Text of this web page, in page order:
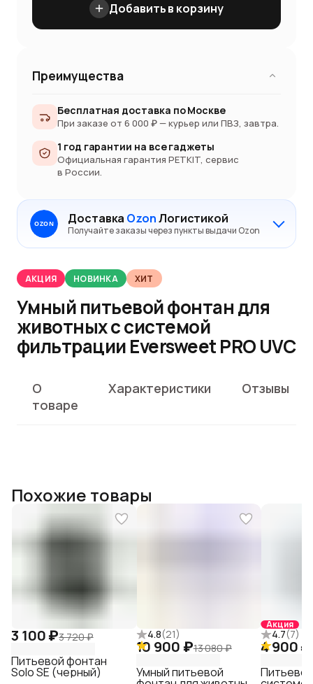
Добавить в корзину
Преимущества
Бесплатная доставка по Москве
При заказе от 6 000 ₽ — курьер или ПВЗ, завтра.
1 год гарантии на все гаджеты
Официальная гарантия PETKIT, сервис
в России.
OZON Доставка OzonЛогистикой
Получайте заказы через пункты выдачи Ozon
АКЦИЯ НОВИНКА ХИТ
Умный питьевой фонтан для
животных с системой
фильтрации Eversweet PRO UVC
О
товаре
Характеристики Отзывы
Похожие товары
3 100 ₽3 720 ₽
Питьевой фонтан
Solo SE (черный)
4.8(21)
10 900 ₽13 080 ₽
Умный питьевой
Акция
4.7(7)
4 900 ₽